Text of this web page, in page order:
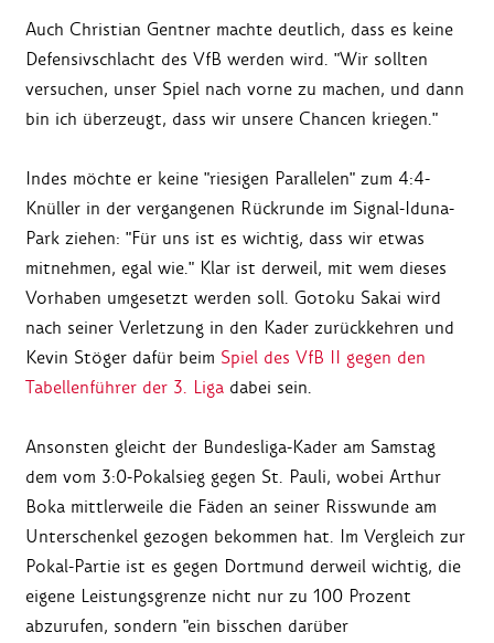
Auch Christian Gentner machte deutlich, dass es keine
Defensivschlacht des VfB werden wird. "Wir sollten
versuchen, unser Spiel nach vorne zu machen, und dann
bin ich überzeugt, dass wir unsere Chancen kriegen."
Indes möchte er keine "riesigen Parallelen" zum 4:4-
Knüller in der vergangenen Rückrunde im Signal-Iduna-
Park ziehen: "Für uns ist es wichtig, dass wir etwas
mitnehmen, egal wie." Klar ist derweil, mit wem dieses
Vorhaben umgesetzt werden soll. Gotoku Sakai wird
nach seiner Verletzung in den Kader zurückkehren und
Kevin Stöger dafür beim Spiel des VfB II gegen den
Tabellenführer der 3. Liga dabei sein.
Ansonsten gleicht der Bundesliga-Kader am Samstag
dem vom 3:0-Pokalsieg gegen St. Pauli, wobei Arthur
Boka mittlerweile die Fäden an seiner Risswunde am
Unterschenkel gezogen bekommen hat. Im Vergleich zur
Pokal-Partie ist es gegen Dortmund derweil wichtig, die
eigene Leistungsgrenze nicht nur zu 100 Prozent
abzurufen, sondern "ein bisschen darüber